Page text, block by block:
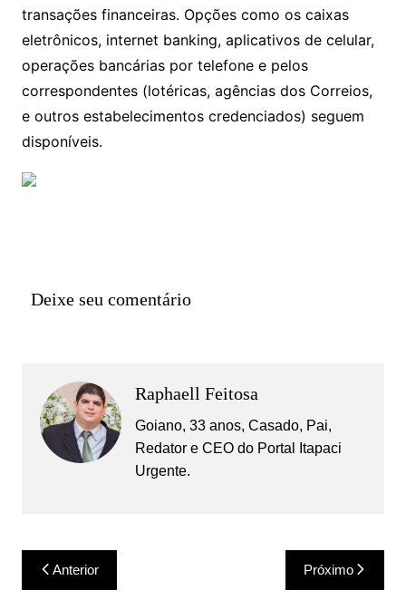
transações financeiras. Opções como os caixas
eletrônicos, internet banking, aplicativos de celular,
operações bancárias por telefone e pelos
correspondentes (lotéricas, agências dos Correios,
e outros estabelecimentos credenciados) seguem
disponíveis.
Deixe seu comentário
Raphaell Feitosa
Goiano, 33 anos, Casado, Pai,
Redator e CEO do Portal Itapaci
Urgente.
Navegação
de
Anterior Próximo